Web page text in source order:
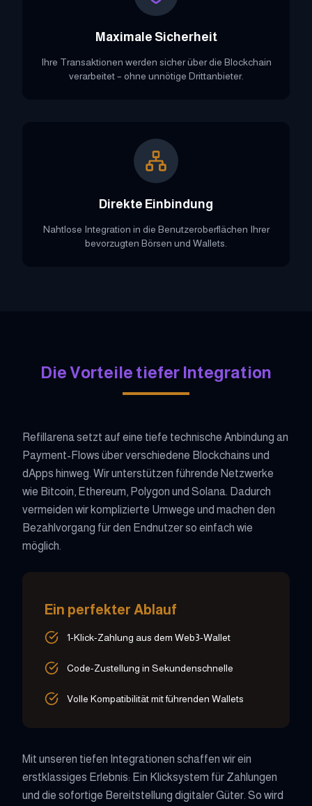
Maximale Sicherheit
Ihre Transaktionen werden sicher über die Blockchain
verarbeitet – ohne unnötige Drittanbieter.
Direkte Einbindung
Nahtlose Integration in die Benutzeroberflächen Ihrer
bevorzugten Börsen und Wallets.
Die Vorteile tiefer Integration
Refillarena setzt auf eine tiefe technische Anbindung an
Payment-Flows über verschiedene Blockchains und
dApps hinweg. Wir unterstützen führende Netzwerke
wie Bitcoin, Ethereum, Polygon und Solana. Dadurch
vermeiden wir komplizierte Umwege und machen den
Bezahlvorgang für den Endnutzer so einfach wie
möglich.
Ein perfekter Ablauf
1-Klick-Zahlung aus dem Web3-Wallet
Code-Zustellung in Sekundenschnelle
Volle Kompatibilität mit führenden Wallets
Mit unseren tiefen Integrationen schaffen wir ein
erstklassiges Erlebnis: Ein Klicksystem für Zahlungen
und die sofortige Bereitstellung digitaler Güter. So wird